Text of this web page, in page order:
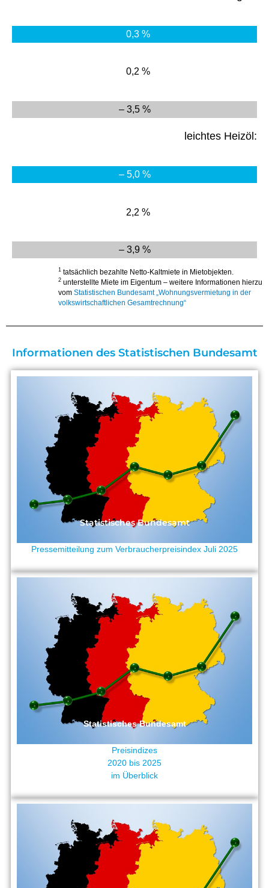
0,3 %
0,2 %
– 3,5 %
leichtes Heizöl:
– 5,0 %
2,2 %
– 3,9 %
1 tatsächlich bezahlte Netto-Kaltmiete in Mietobjekten.
2 unterstellte Miete im Eigentum – weitere Informationen hierzu
vom Statistischen Bundesamt „Wohnungsvermietung in der
volkswirtschaftlichen Gesamtrechnung“
Informationen des Statistischen Bundesamt
Statistisches Bundesamt
Pressemitteilung zum Verbraucherpreisindex Juli 2025
Statistisches Bundesamt
Preisindizes
2020 bis 2025
im Überblick